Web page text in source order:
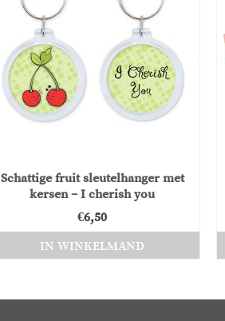
Schattige fruit sleutelhanger met
kersen – I cherish you
€6,50
IN WINKELMAND